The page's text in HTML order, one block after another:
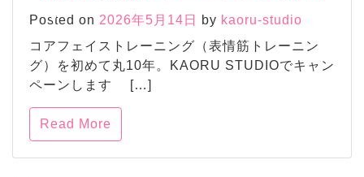
Posted on 2026年5月14日 by kaoru-studio
コアフェイストレーニング（表情筋トレーニン
グ）を初めて丸10年。KAORU STUDIOでキャン
ペーンします […]
Read More